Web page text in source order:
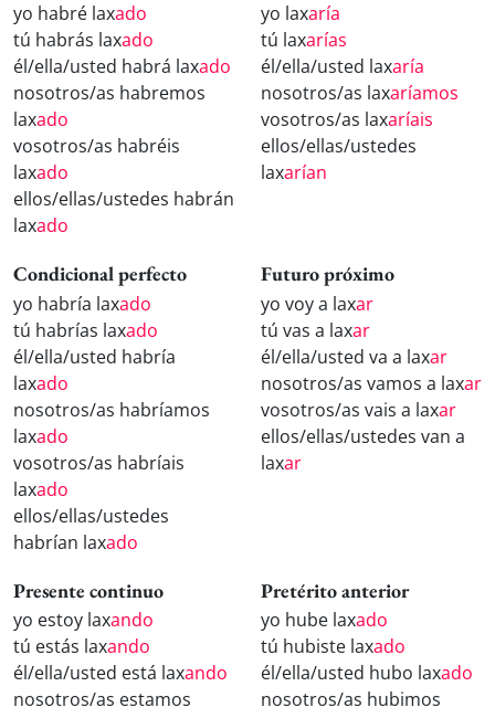
yo habré laxado
tú habrás laxado
él/ella/usted habrá laxado
nosotros/as habremos
laxado
vosotros/as habréis
laxado
ellos/ellas/ustedes habrán
laxado
yo laxaría
tú laxarías
él/ella/usted laxaría
nosotros/as laxaríamos
vosotros/as laxaríais
ellos/ellas/ustedes
laxarían
Condicional perfecto
yo habría laxado
tú habrías laxado
él/ella/usted habría
laxado
nosotros/as habríamos
laxado
vosotros/as habríais
laxado
ellos/ellas/ustedes
habrían laxado
Futuro próximo
yo voy a laxar
tú vas a laxar
él/ella/usted va a laxar
nosotros/as vamos a laxar
vosotros/as vais a laxar
ellos/ellas/ustedes van a
laxar
Presente continuo
yo estoy laxando
tú estás laxando
él/ella/usted está laxando
nosotros/as estamos
Pretérito anterior
yo hube laxado
tú hubiste laxado
él/ella/usted hubo laxado
nosotros/as hubimos